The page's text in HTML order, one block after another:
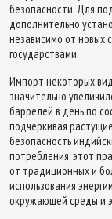
безопасности. Для
дополнительно
независимо от новых
государствами.
Импорт некоторых
значительно
баррелей в день по
подчеркивая
безопасность
потребления, этот
от традиционных и
использования
окружающей среды и